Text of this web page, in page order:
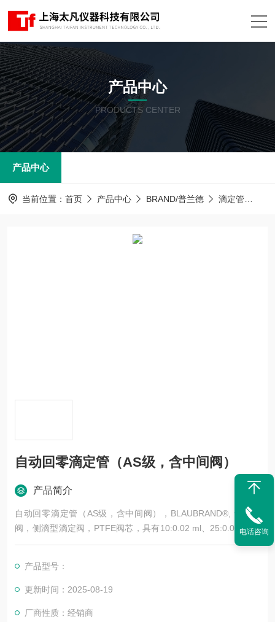
产品中心
PRODUCTS CENTER
产品中心
当前位置： 首页 产品中心 BRAND/普兰德 滴定管
自动回零滴定管（AS级，含中间阀）
产品简介
自动回零滴定管（AS级，含中间阀），BLAUBRAND®, 含中间
阀，侧滴型滴定阀，PTFE阀芯，具有10:0.02 ml、25:0.05 ml、
50:0.1 ml三种规格
产品型号：
更新时间：2025-08-19
厂商性质：经销商
电话咨询